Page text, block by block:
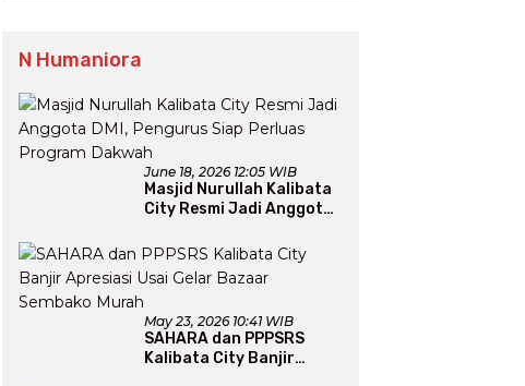
N Humaniora
June 18, 2026 12:05 WIB
Masjid Nurullah Kalibata
City Resmi Jadi Anggota
Perluas Program Dakwah
May 23, 2026 10:41 WIB
SAHARA dan PPPSRS
Kalibata City Banjir